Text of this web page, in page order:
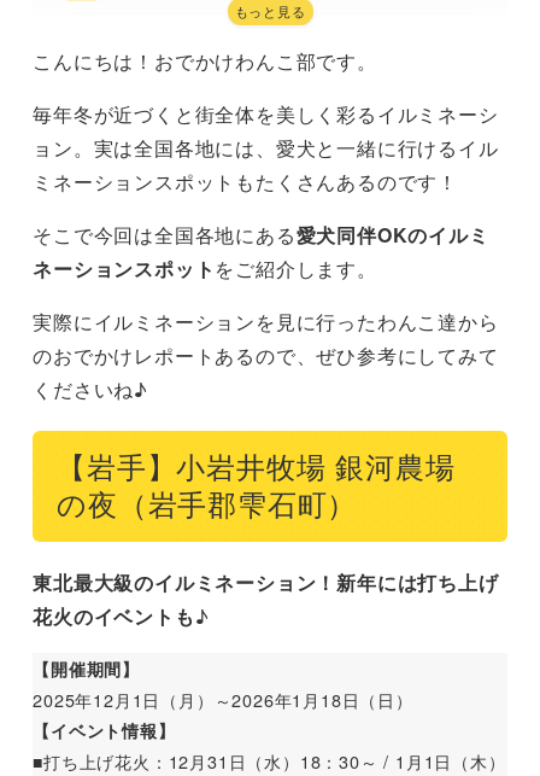
2025（港区）
【神奈川】さがみ湖イルミリオン（相模原市）
【静岡】伊豆ぐらんぱる公園 伊豆高原グランイルミ（伊
東市）
【静岡】修善寺虹の郷イルミtheナイト2025（伊豆市）
Winter Reflection -（熱海市）
【愛知】138ウィンターイルミ（一宮市）
【京都】京都イルミネーション シナスタジアヒルズ（南
丹市）
市）
【兵庫】神戸イルミナージュ2025（神戸市）
【和歌山】フェスタルーチェ（和歌山市）
もっと見る
こんにちは！おでかけわんこ部です。
毎年冬が近づくと街全体を美しく彩るイルミネーシ
ョン。実は全国各地には、愛犬と一緒に行けるイル
ミネーションスポットもたくさんあるのです！
そこで今回は全国各地にある愛犬同伴OKのイルミ
ネーションスポット をご紹介します。
実際にイルミネーションを見に行ったわんこ達から
のおでかけレポートあるので、ぜひ参考にしてみて
くださいね♪
【岩手】小岩井牧場 銀河農場
の夜（岩手郡雫石町）
東北最大級のイルミネーション！新年には打ち上げ
花火のイベントも♪
【開催期間】
2025年12月1日（月）～2026年1月18日（日）
【イベント情報】
■打ち上げ花火：12月31日（水）18：30～ / 1月1日（木）